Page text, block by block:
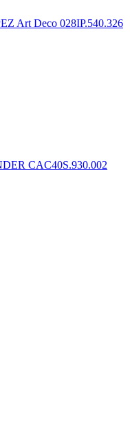
Art Deco 028IP.540.326
CAC40S.930.002